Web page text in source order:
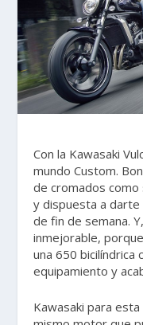
Con la Kawasaki
mundo Custom.
de cromados como
y dispuesta a darte
de fin de semana.
inmejorable,
una 650 bicilíndrica
equipamiento y
Kawasaki para